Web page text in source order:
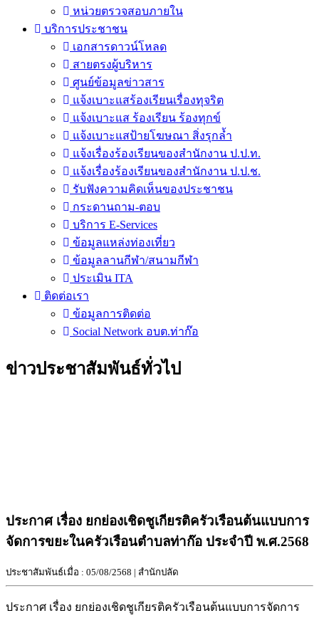
หน่วยตรวจสอบภายใน
บริการประชาชน
เอกสารดาวน์โหลด
สายตรงผู้บริหาร
ศูนย์ข้อมูลข่าวสาร
แจ้งเบาะแสร้องเรียนเรื่องทุจริต
แจ้งเบาะแส ร้องเรียน ร้องทุกข์
แจ้งเบาะแสป้ายโฆษณา สิ่งรุกล้ำ
แจ้งเรื่องร้องเรียนของสำนักงาน ป.ป.ท.
แจ้งเรื่องร้องเรียนของสำนักงาน ป.ป.ช.
รับฟังความคิดเห็นของประชาชน
กระดานถาม-ตอบ
บริการ E-Services
ข้อมูลแหล่งท่องเที่ยว
ข้อมูลลานกีฬา/สนามกีฬา
ประเมิน ITA
ติดต่อเรา
ข้อมูลการติดต่อ
Social Network อบต.ท่าก๊อ
ข่าวประชาสัมพันธ์ทั่วไป
ประกาศ เรื่อง ยกย่องเชิดชูเกียรติครัวเรือนต้นแบบการ
จัดการขยะในครัวเรือนตำบลท่าก๊อ ประจำปี พ.ศ.2568
ประชาสัมพันธ์เมื่อ : 05/08/2568 | สำนักปลัด
ประกาศ เรื่อง ยกย่องเชิดชูเกียรติครัวเรือนต้นแบบการจัดการ